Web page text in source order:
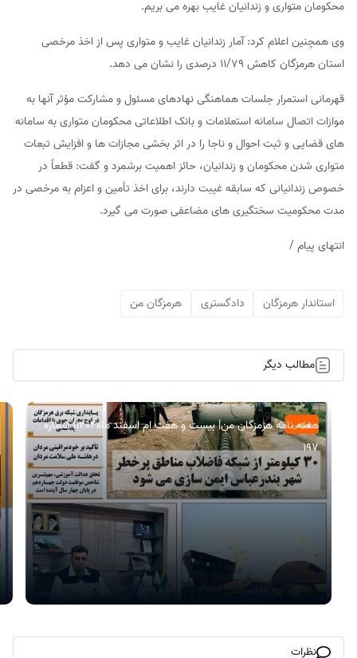
محکومان متواری و زندانیان غایب بهره می بریم.
وی همچنین اعلام کرد: آمار زندانیان غایب و متواری پس از اخذ مرخصی
استان هرمزگان کاهش ۱۱/۷۹ درصدی را نشان می دهد.
قهرمانی استمرار جلسات هماهنگی نهادهای مسئول و مشارکت مؤثر آنها به
موازات اتصال سامانه استعلامات و بانک اطلاعاتی محکومان متواری به سامانه
های قضایی و ثبت احوال و ناجا را در اثر بخشی مجازات ها و افزایش تبعات
متواری شدن محکومان و زندانیان، حائز اهمیت برشمرد و گفت: قطعاً در
خصوص زندانیانی که سابقه غیبت دارند، برای اخذ تأمین و اعزام به مرخصی در
مدت محکومیت سختگیری های مضاعفی صورت می گیرد.
انتهای پیام /
استاندار هرمزگان دادگستری هرمزگان من
مطالب دیگر
عمومی
هفته نامه هرمزگان من| بیست و هفت ام اسفند ماه۱۴۰۴| شماره
197
نظرات